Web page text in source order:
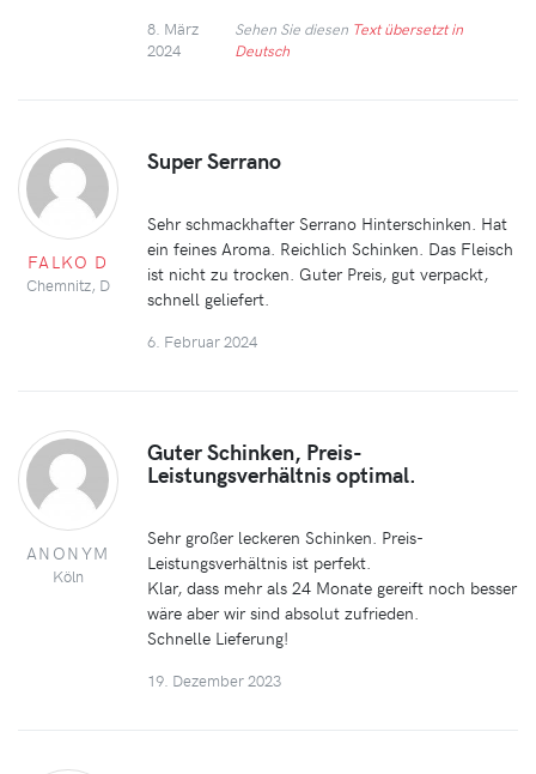
8. März
2024
Sehen Sie diesen Text übersetzt in
Deutsch
FALKO D
Chemnitz, D
Super Serrano
Sehr schmackhafter Serrano Hinterschinken. Hat
ein feines Aroma. Reichlich Schinken. Das Fleisch
ist nicht zu trocken. Guter Preis, gut verpackt,
schnell geliefert.
6. Februar 2024
ANONYM
Köln
Guter Schinken, Preis-
Leistungsverhältnis optimal.
Sehr großer leckeren Schinken. Preis-
Leistungsverhältnis ist perfekt.
Klar, dass mehr als 24 Monate gereift noch besser
wäre aber wir sind absolut zufrieden.
Schnelle Lieferung!
19. Dezember 2023